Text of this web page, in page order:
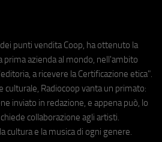
punti vendita Coop, ha ottenuto la
prima azienda al mondo, nell'ambito
a ricevere la Certificazione etica".
culturale, Radiocoop vanta un primato:
inviato in redazione, e appena può, lo
collaborazione agli artisti.
cultura e la musica di ogni genere.